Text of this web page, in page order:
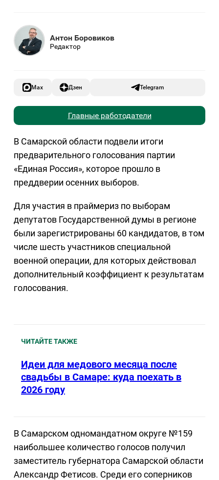
Антон Боровиков
Редактор
Max Дзен Telegram
Главные работодатели
В Самарской области подвели итоги
предварительного голосования партии
«Единая Россия», которое прошло в
преддверии осенних выборов.
Для участия в праймериз по выборам
депутатов Государственной думы в регионе
были зарегистрированы 60 кандидатов, в том
числе шесть участников специальной
военной операции, для которых действовал
дополнительный коэффициент к результатам
голосования.
ЧИТАЙТЕ ТАКЖЕ
Идеи для медового месяца после
свадьбы в Самаре: куда поехать в
2026 году
В Самарском одномандатном округе №159
наибольшее количество голосов получил
заместитель губернатора Самарской области
Александр Фетисов. Среди его соперников